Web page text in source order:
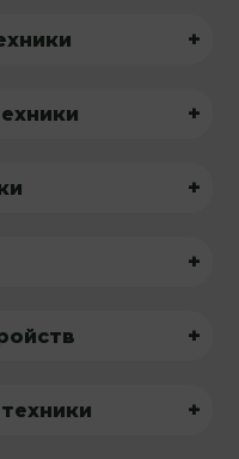
+
+
+
+
+
+